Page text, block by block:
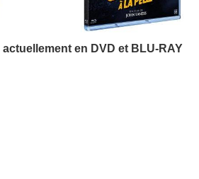
en DVD et BLU-RAY